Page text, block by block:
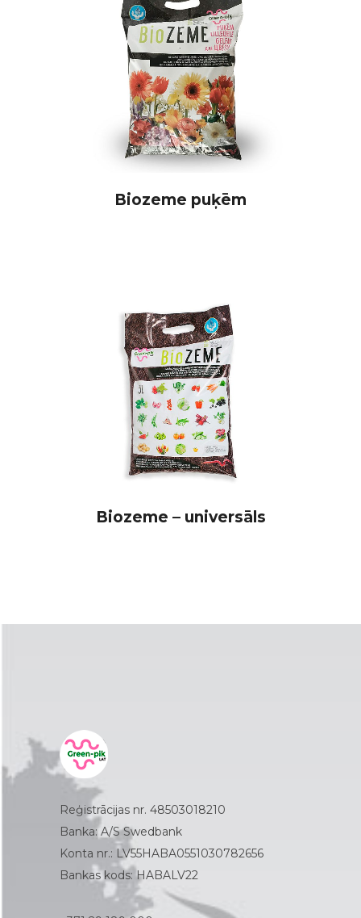
Biozeme puķēm
Biozeme – universāls
Reģistrācijas nr. 48503018210
Banka: A/S Swedbank
Konta nr.: LV55HABA0551030782656
Bankas kods: HABALV22